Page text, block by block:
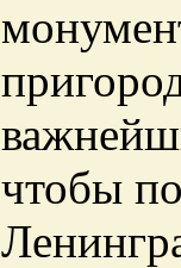
чтобы